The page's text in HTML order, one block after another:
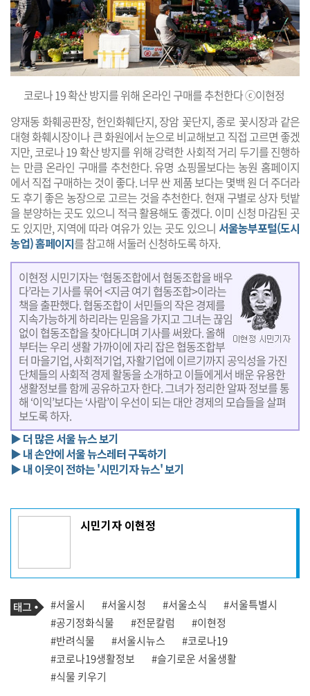
코로나 19 확산 방지를 위해 온라인 구매를 추천한다 ⓒ이현정
양재동 화훼공판장, 헌인화훼단지, 장암 꽃단지, 종로 꽃시장과 같은
대형 화훼시장이나 큰 화원에서 눈으로 비교해보고 직접 고르면 좋겠
지만, 코로나 19 확산 방지를 위해 강력한 사회적 거리 두기를 진행하
는 만큼 온라인 구매를 추천한다. 유명 쇼핑몰보다는 농원 홈페이지
에서 직접 구매하는 것이 좋다. 너무 싼 제품 보다는 몇백 원 더 주더라
도 후기 좋은 농장으로 고르는 것을 추천한다. 현재 구별로 상자 텃밭
을 분양하는 곳도 있으니 적극 활용해도 좋겠다. 이미 신청 마감된 곳
도 있지만, 지역에 따라 여유가 있는 곳도 있으니 서울농부포털(도시
농업) 홈페이지를 참고해 서둘러 신청하도록 하자.
이현정 시민기자는 ‘협동조합에서 협동조합을 배우
다’라는 기사를 묶어 <지금 여기 협동조합>이라는
책을 출판했다. 협동조합이 서민들의 작은 경제를
지속가능하게 하리라는 믿음을 가지고 그녀는 끊임
없이 협동조합을 찾아다니며 기사를 써왔다. 올해
부터는 우리 생활 가까이에 자리 잡은 협동조합부
터 마을기업, 사회적기업, 자활기업에 이르기까지 공익성을 가진
단체들의 사회적 경제 활동을 소개하고 이들에게서 배운 유용한
생활정보를 함께 공유하고자 한다. 그녀가 정리한 알짜 정보를 통
해 ‘이익’보다는 ‘사람’이 우선이 되는 대안 경제의 모습들을 살펴
보도록 하자.
▶ 더 많은 서울 뉴스 보기
▶ 내 손안에 서울 뉴스레터 구독하기
▶ 내 이웃이 전하는 '시민기자 뉴스' 보기
기
자
프
필
시민기자 이현정
기
사
관
련
태
그
태
그
#서울시 #서울시청 #서울소식
#서울특별시
#공기정화식물
#전문칼럼
#이현정
#반려식물
#서울시뉴스
#코로나19
#코로나19생활정보
#슬기로운 서울생활
#식물 키우기